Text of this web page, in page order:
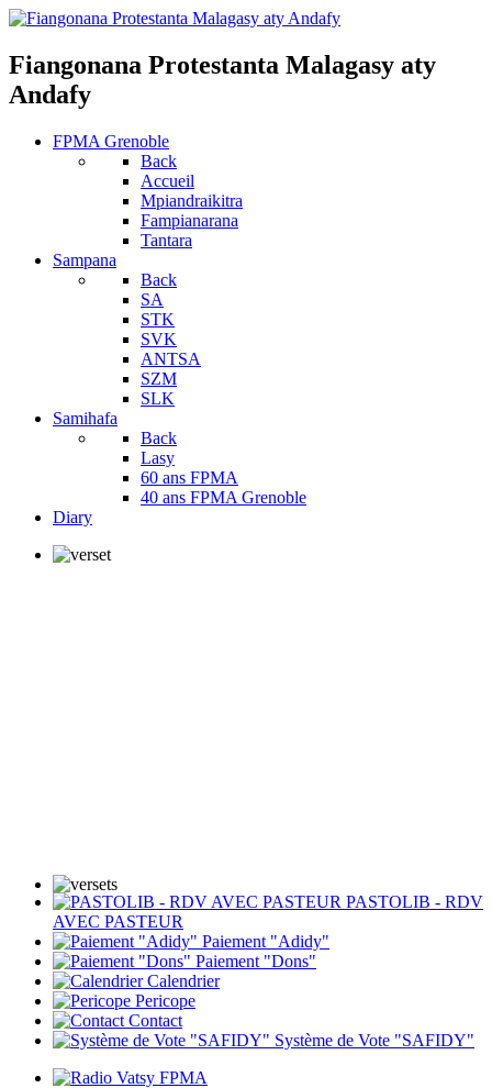
Fiangonana Protestanta Malagasy aty
Andafy
FPMA Grenoble
Back
Accueil
Mpiandraikitra
Fampianarana
Tantara
Sampana
Back
SA
STK
SVK
ANTSA
SZM
SLK
Samihafa
Back
Lasy
60 ans FPMA
40 ans FPMA Grenoble
Diary
PASTOLIB - RDV
AVEC PASTEUR
Paiement "Adidy"
Paiement "Dons"
Calendrier
Pericope
Contact
Système de Vote "SAFIDY"